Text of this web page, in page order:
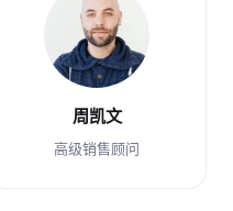
周凯文
高级销售顾问